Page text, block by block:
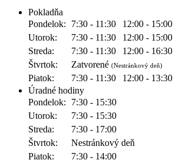
Pokladňa
Pondelok:
7:30 - 11:30
12:00 - 15:00
Utorok:
7:30 - 11:30
12:00 - 15:00
Streda:
7:30 - 11:30
12:00 - 16:30
Štvrtok:
Zatvorené (Nestránkový deň)
Piatok: 7:30 - 11:30
12:00 - 13:30
Úradné hodiny
Pondelok:
7:30 - 15:30
Utorok:
7:30 - 15:30
Streda:
7:30 - 17:00
Štvrtok:
Nestránkový deň
Piatok:
7:30 - 14:00